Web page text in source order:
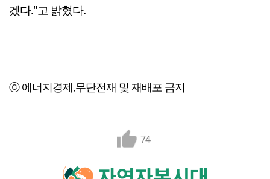
겠다."고 밝혔다.
ⓒ 에너지경제,무단전재 및 재배포 금지
74